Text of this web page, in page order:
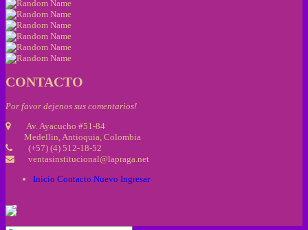
CONTACTO
Por favor dejenos sus comentarios!
Av. Ayacucho #51-84
Medellin, Antioquia, Colombia
(+57) (4) 512-18-52
ventasinstitucional@lapraga.net
Inicio Contacto Nuevo Ingresar